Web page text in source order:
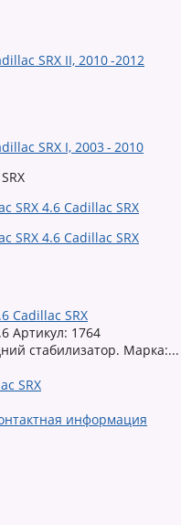
SRX II, 2010 -2012
SRX I, 2003 - 2010
Cadillac SRX
Артикул: 1764
стабилизатор. Марка:...
SRX
информация